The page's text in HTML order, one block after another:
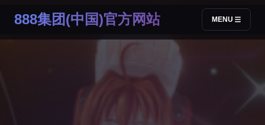
888集团(中国)官方网站 MENU